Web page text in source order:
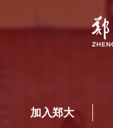
加入郑大